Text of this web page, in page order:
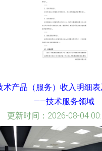
术产品（服务）收入明细
——技术服务领域
更新时间：2026-08-04